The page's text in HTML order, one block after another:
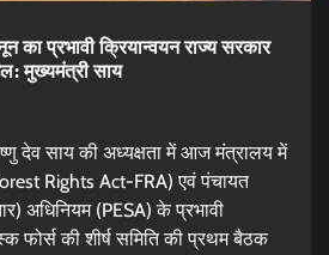
का प्रभावी क्रियान्वयन राज्य सरकार
मुख्यमंत्री साय
देव साय की अध्यक्षता में आज मंत्रालय में
Rights Act-FRA) एवं पंचायत
अधिनियम (PESA) के प्रभावी
फोर्स की शीर्ष समिति की प्रथम बैठक